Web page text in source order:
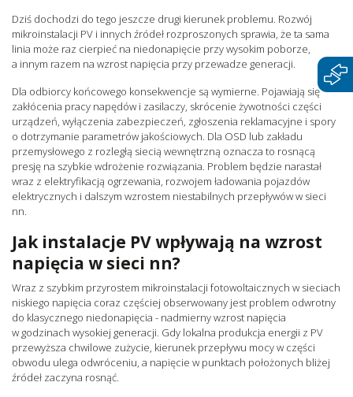
Dziś dochodzi do tego jeszcze drugi kierunek problemu. Rozwój
mikroinstalacji PV i innych źródeł rozproszonych sprawia, że ta sama
linia może raz cierpieć na niedonapięcie przy wysokim poborze,
a innym razem na wzrost napięcia przy przewadze generacji.
Dla odbiorcy końcowego konsekwencje są wymierne. Pojawiają się
zakłócenia pracy napędów i zasilaczy, skrócenie żywotności części
urządzeń, wyłączenia zabezpieczeń, zgłoszenia reklamacyjne i spory
o dotrzymanie parametrów jakościowych. Dla OSD lub zakładu
przemysłowego z rozległą siecią wewnętrzną oznacza to rosnącą
presję na szybkie wdrożenie rozwiązania. Problem będzie narastał
wraz z elektryfikacją ogrzewania, rozwojem ładowania pojazdów
elektrycznych i dalszym wzrostem niestabilnych przepływów w sieci
nn.
Jak instalacje PV wpływają na wzrost
napięcia w sieci nn?
Wraz z szybkim przyrostem mikroinstalacji fotowoltaicznych w sieciach
niskiego napięcia coraz częściej obserwowany jest problem odwrotny
do klasycznego niedonapięcia - nadmierny wzrost napięcia
w godzinach wysokiej generacji. Gdy lokalna produkcja energii z PV
przewyższa chwilowe zużycie, kierunek przepływu mocy w części
obwodu ulega odwróceniu, a napięcie w punktach położonych bliżej
źródeł zaczyna rosnąć.